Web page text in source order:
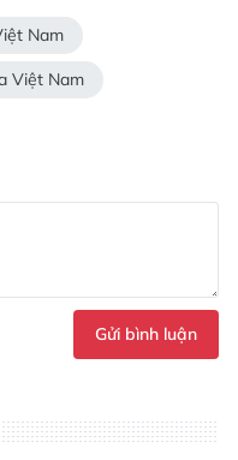
Nam
Việt Nam
Gửi bình luận